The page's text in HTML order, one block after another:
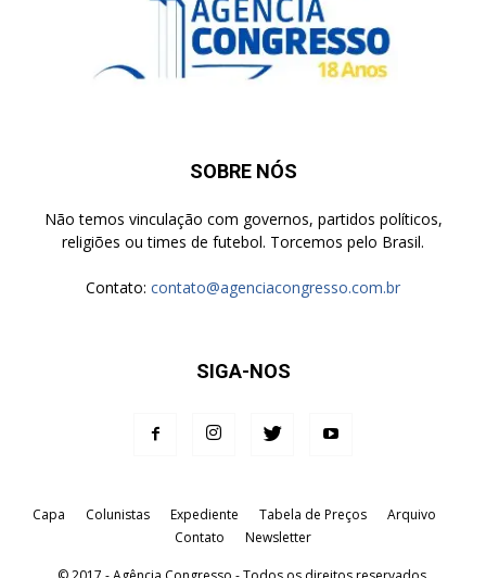
SOBRE NÓS
Não temos vinculação com governos, partidos políticos,
religiões ou times de futebol. Torcemos pelo Brasil.
Contato: contato@agenciacongresso.com.br
SIGA-NOS
Capa Colunistas Expediente Tabela de Preços
Arquivo
Contato
Newsletter